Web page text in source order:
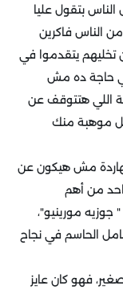
بتقول عليا
الناس فاكرين
يتقدموا في
حاجة ده مش
اللي هتتوقف عن
موهبة منك
مش هيكون عن
من أهم
جوزيه مورينيو"،
الحاسم في نجاح
فهو كان عايز